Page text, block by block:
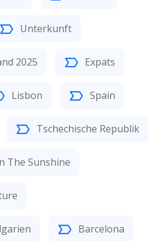
Unterkunft
2025 Expats
Lisbon Spain
Tschechische Republik
The Sunshine
Barcelona